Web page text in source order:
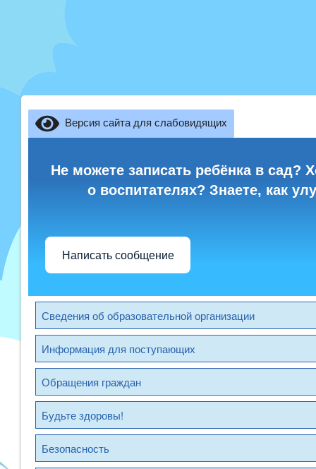
Версия сайта для слабовидящих
Не можете записать ребёнка в сад?
о воспитателях? Знаете, как
Написать сообщение
Сведения об образовательной организации
Информация для поступающих
Обращения граждан
Будьте здоровы!
Безопасность